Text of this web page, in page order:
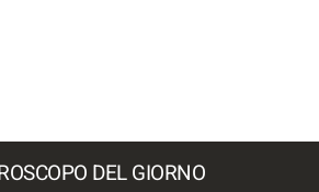
DEL GIORNO